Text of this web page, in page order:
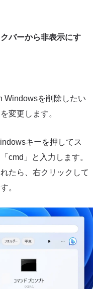
バーから非表示にす
Windowsを削除したい
変更します。
キーを押してス
cmd」と入力します。
たら、右クリックして
。